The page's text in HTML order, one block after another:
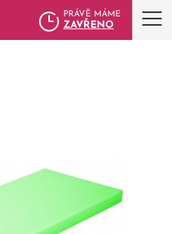
PRÁVĚ MÁME
ZAVŘENO